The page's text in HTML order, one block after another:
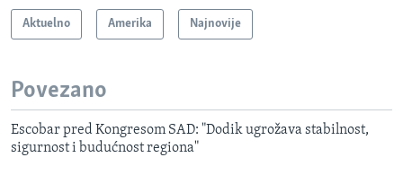
Aktuelno Amerika Najnovije
Povezano
Escobar pred Kongresom SAD: "Dodik ugrožava stabilnost,
sigurnost i budućnost regiona"